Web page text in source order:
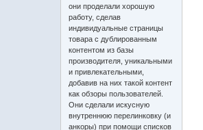
они проделали хорошую
работу, сделав
индивидуальные страницы
товара с дублированным
контентом из базы
производителя, уникальными
и привлекательными,
добавив на них такой контент
как обзоры пользователей.
Они сделали искусную
внутреннюю перелинковку (и
анкоры) при помощи списков